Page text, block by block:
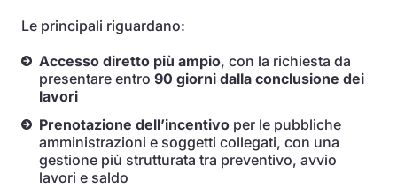
Le principali riguardano:
Accesso diretto più ampio, con la richiesta da
presentare entro 90 giorni dalla conclusione dei
lavori
Prenotazione dell’incentivo per le pubbliche
amministrazioni e soggetti collegati, con una
gestione più strutturata tra preventivo, avvio
lavori e saldo